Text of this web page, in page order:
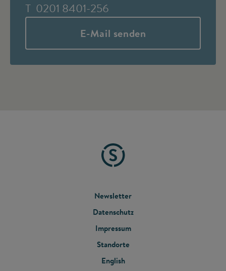
T 0201 8401-256
E-Mail senden
FOOTER
MENU
Newsletter
Datenschutz
Impressum
Standorte
English